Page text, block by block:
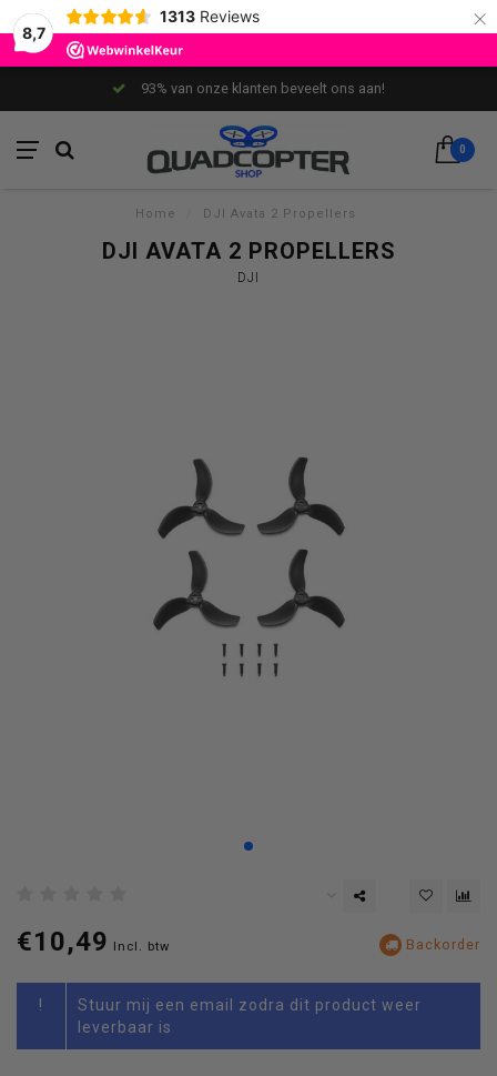
8,7
1313 Reviews ×
93% van onze klanten beveelt ons aan!
0
Home DJI Avata 2 Propellers
DJI AVATA 2 PROPELLERS
DJI
€10,49 Incl. btw Backorder
!
Stuur mij een email zodra dit product weer
leverbaar is